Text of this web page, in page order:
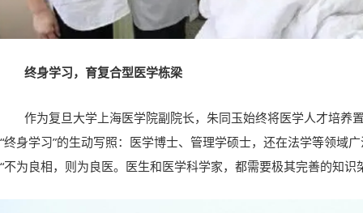
终身学习，育复合型医学栋梁
作为复旦大学上海医学院副院长，朱同玉始终将医学人才培养
“终身学习”的生动写照：医学博士、管理学硕士，还在法学等领域
“不为良相，则为良医。医生和医学科学家，都需要极其完善的知识